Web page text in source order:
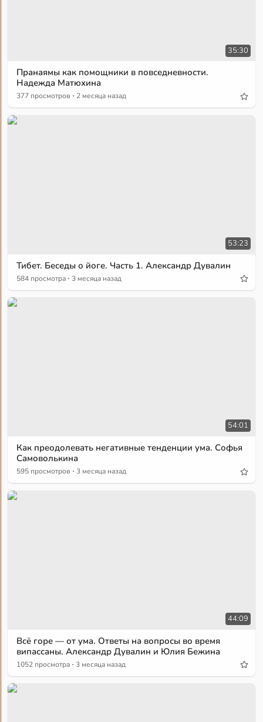
35:30
Пранаямы как помощники в повседневности.
Надежда Матюхина
377 просмотров · 2 месяца назад
53:23
Тибет. Беседы о йоге. Часть 1. Александр Дувалин
584 просмотра · 3 месяца назад
54:01
Как преодолевать негативные тенденции ума. Софья
Самоволькина
595 просмотров · 3 месяца назад
44:09
Всё горе — от ума. Ответы на вопросы во время
випассаны. Александр Дувалин и Юлия Бежина
1052 просмотра · 3 месяца назад